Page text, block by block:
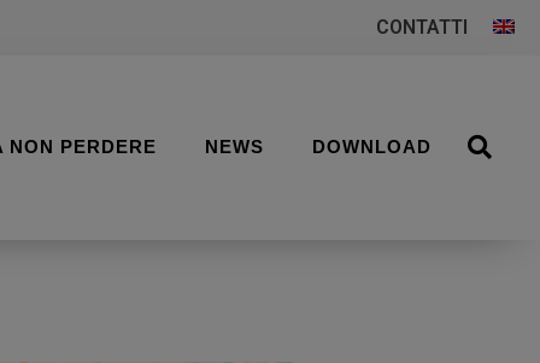
CONTATTI
NON PERDERE NEWS DOWNLOAD